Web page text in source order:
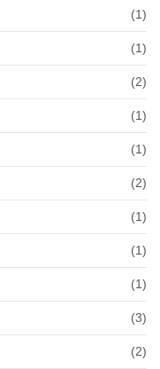
(1)
(1)
(2)
(1)
(1)
(2)
(1)
(1)
(1)
(3)
(2)